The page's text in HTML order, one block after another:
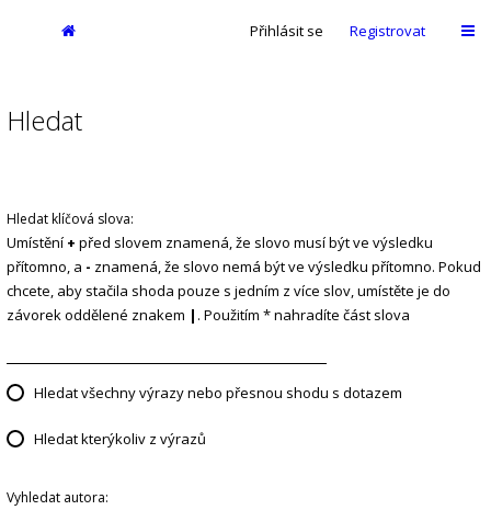
Přihlásit se Registrovat
Hledat
Hledat klíčová slova:
Umístění + před slovem znamená, že slovo musí být ve výsledku
přítomno, a - znamená, že slovo nemá být ve výsledku přítomno. Pokud
chcete, aby stačila shoda pouze s jedním z více slov, umístěte je do
závorek oddělené znakem | . Použitím * nahradíte část slova
Hledat všechny výrazy nebo přesnou shodu s dotazem
Hledat kterýkoliv z výrazů
Vyhledat autora: